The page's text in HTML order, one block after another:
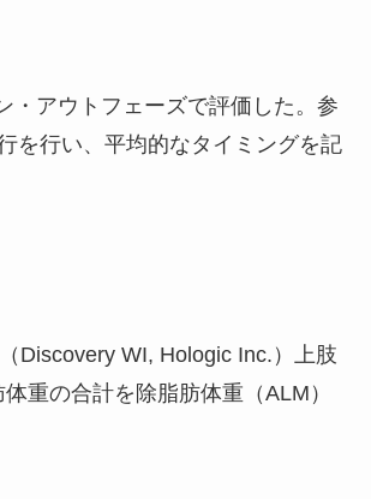
・アウトフェーズで評価した。参
を行い、平均的なタイミングを記
Discovery WI, Hologic Inc.）上肢
重の合計を除脂肪体重（ALM）